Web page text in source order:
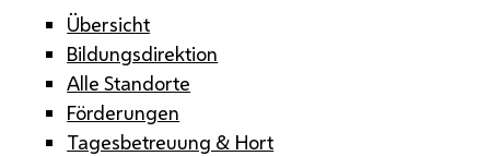
Übersicht
Bildungsdirektion
Alle Standorte
Förderungen
Tagesbetreuung & Hort